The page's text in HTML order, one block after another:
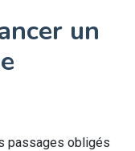
un
passages obligés